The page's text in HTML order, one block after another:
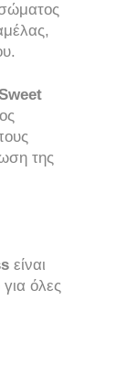
της
είναι
όλες